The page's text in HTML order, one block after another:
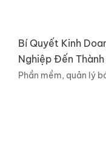
Bí Quyết Kinh
Nghiệp Đến
Phần mềm, quản lý